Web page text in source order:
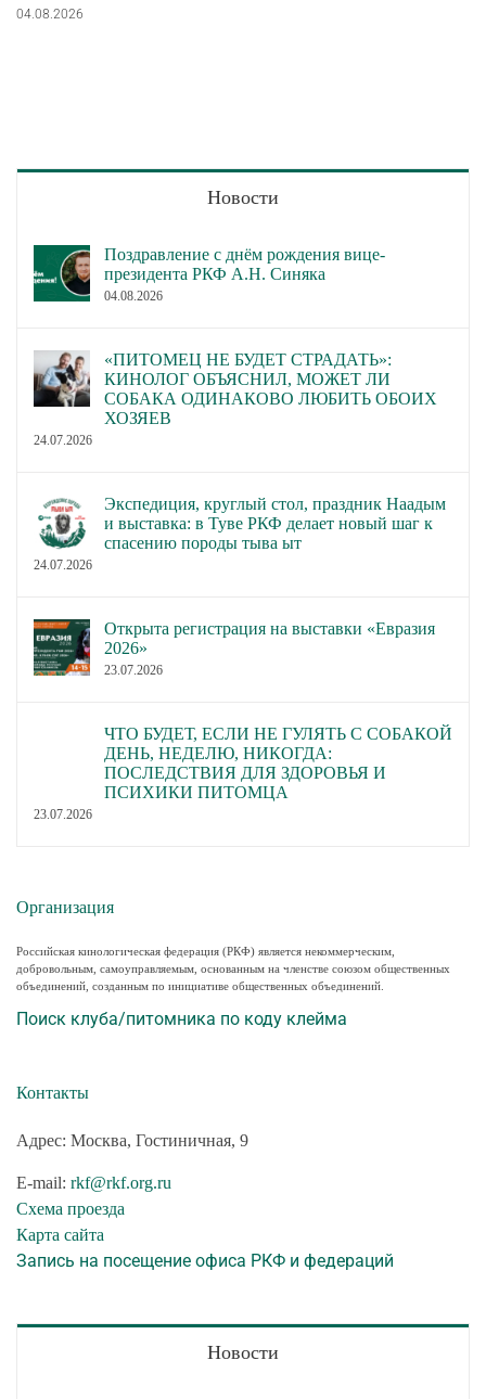
04.08.2026
Новости
Поздравление с днём рождения вице-
президента РКФ А.Н. Синяка
04.08.2026
«ПИТОМЕЦ НЕ БУДЕТ СТРАДАТЬ»:
КИНОЛОГ ОБЪЯСНИЛ, МОЖЕТ ЛИ
СОБАКА ОДИНАКОВО ЛЮБИТЬ ОБОИХ
ХОЗЯЕВ
24.07.2026
Экспедиция, круглый стол, праздник Наадым
и выставка: в Туве РКФ делает новый шаг к
спасению породы тыва ыт
24.07.2026
Открыта регистрация на выставки «Евразия
2026»
23.07.2026
ЧТО БУДЕТ, ЕСЛИ НЕ ГУЛЯТЬ С СОБАКОЙ
ДЕНЬ, НЕДЕЛЮ, НИКОГДА:
ПОСЛЕДСТВИЯ ДЛЯ ЗДОРОВЬЯ И
ПСИХИКИ ПИТОМЦА
23.07.2026
Организация
Российская кинологическая федерация (РКФ) является некоммерческим,
добровольным, самоуправляемым, основанным на членстве союзом общественных
объединений, созданным по инициативе общественных объединений.
Поиск клуба/питомника по коду клейма
Контакты
Адрес: Москва, Гостиничная, 9
E-mail: rkf@rkf.org.ru
Схема проезда
Карта сайта
Запись на посещение офиса РКФ и федераций
Новости